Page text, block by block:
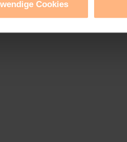
Verwendung nicht
Browser-Einstellungen
Cookies